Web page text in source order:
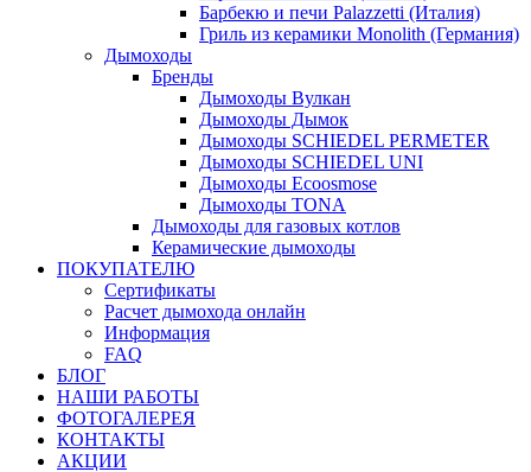
Барбекю и печи Palazzetti (Италия)
Гриль из керамики Monolith (Германия)
Дымоходы
Бренды
Дымоходы Вулкан
Дымоходы Дымок
Дымоходы SCHIEDEL PERMETER
Дымоходы SCHIEDEL UNI
Дымоходы Ecoosmose
Дымоходы TONA
Дымоходы для газовых котлов
Керамические дымоходы
ПОКУПАТЕЛЮ
Сертификаты
Расчет дымохода онлайн
Информация
FAQ
БЛОГ
НАШИ РАБОТЫ
ФОТОГАЛЕРЕЯ
КОНТАКТЫ
АКЦИИ